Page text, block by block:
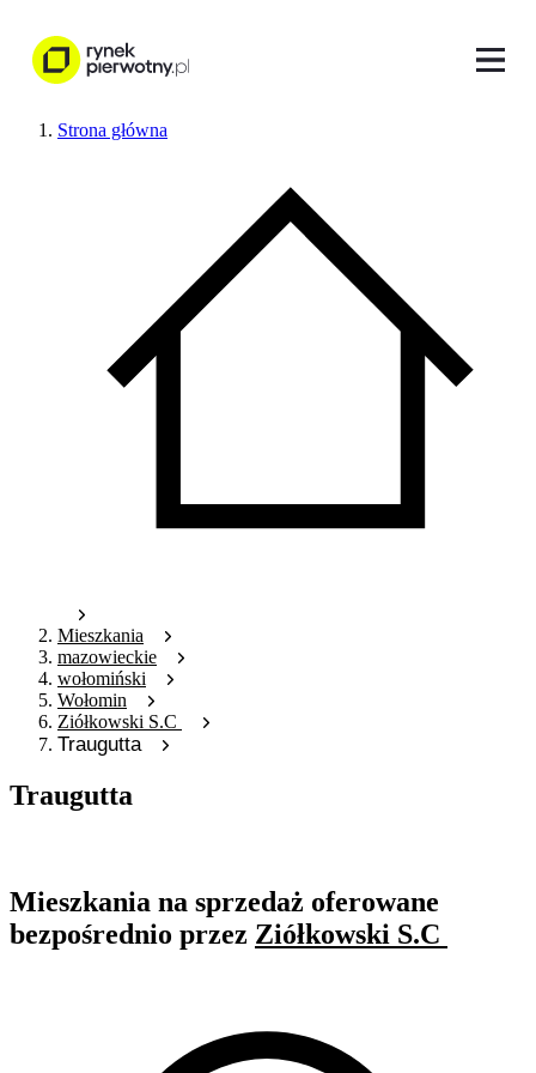
Strona główna
Mieszkania
mazowieckie
wołomiński
Wołomin
Ziółkowski S.C
Traugutta
Traugutta
Mieszkania na sprzedaż oferowane
bezpośrednio przez Ziółkowski S.C